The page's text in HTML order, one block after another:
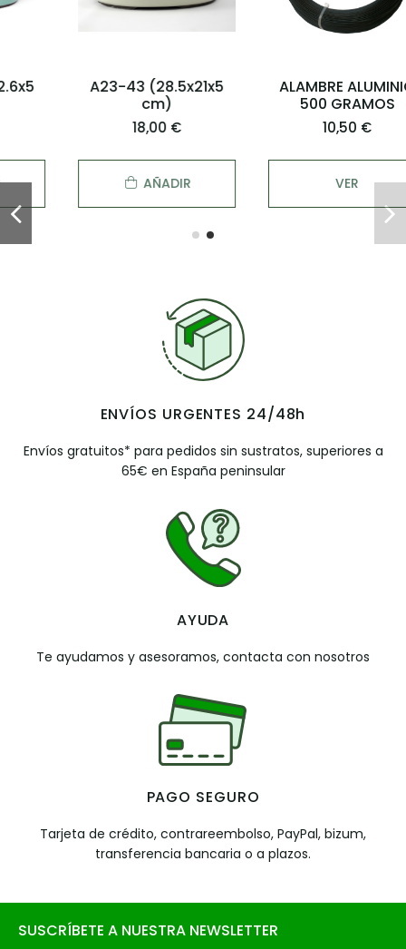
A23-43 (28.5x21x5
18,00 €
AÑADIR
ALAMBRE ALUMINIO
500 GRAMOS
10,50 €
ENVÍOS URGENTES 24/48h
Envíos gratuitos* para pedidos sin sustratos, superiores a
65€ en España peninsular
AYUDA
Te ayudamos y asesoramos, contacta con nosotros
PAGO SEGURO
Tarjeta de crédito, contrareembolso, PayPal, bizum,
transferencia bancaria o a plazos.
SUSCRÍBETE A NUESTRA NEWSLETTER